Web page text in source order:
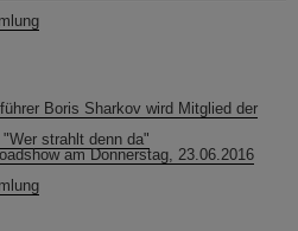
Boris Sharkov wird Mitglied der
strahlt denn da"
am Donnerstag, 23.06.2016